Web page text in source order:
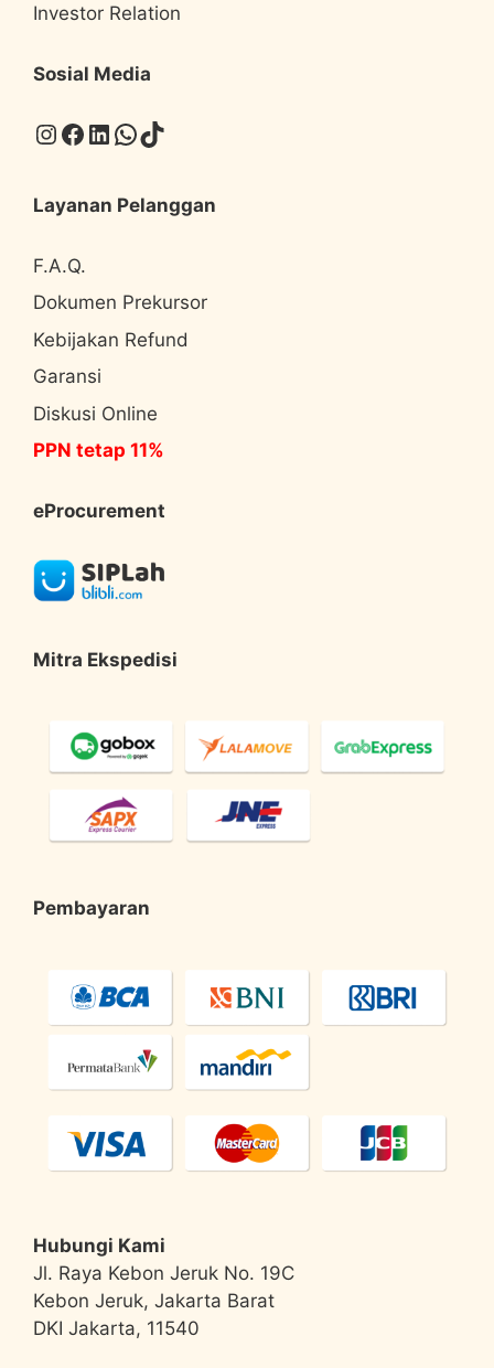
Investor Relation
Sosial Media
Instagram
Facebook
LinkedIn
WhatsApp
TikTok
Layanan Pelanggan
F.A.Q.
Dokumen Prekursor
Kebijakan Refund
Garansi
Diskusi Online
PPN tetap 11%
eProcurement
Mitra Ekspedisi
Pembayaran
Hubungi Kami
Jl. Raya Kebon Jeruk No. 19C
Kebon Jeruk, Jakarta Barat
DKI Jakarta, 11540